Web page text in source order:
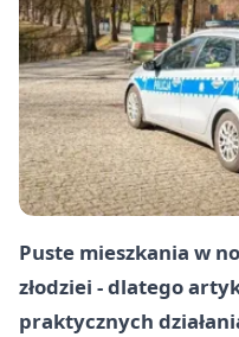
Puste mieszkania w
złodziei - dlatego
praktycznych